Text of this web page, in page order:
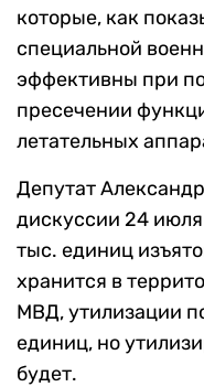
которые, как
специальной
эффективны при
пресечении
летательных
Депутат
дискуссии 24 июля
тыс. единиц
хранится в
МВД, утилизации
единиц, но
будет.